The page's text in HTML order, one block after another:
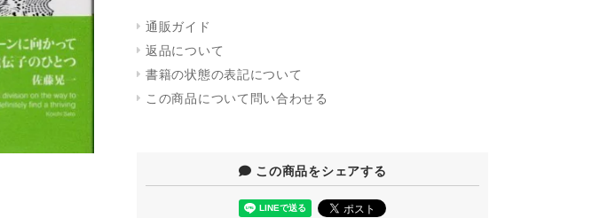
通販ガイド
返品について
書籍の状態の表記について
この商品について問い合わせる
この商品をシェアする